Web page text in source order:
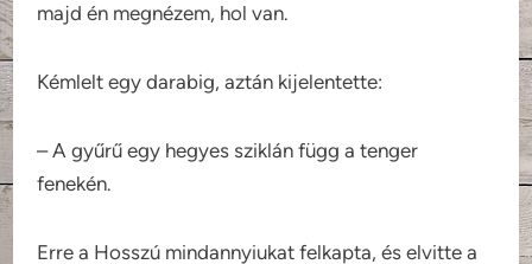
majd én megnézem, hol van.
Kémlelt egy darabig, aztán kijelentette:
– A gyűrű egy hegyes sziklán függ a tenger
fenekén.
Erre a Hosszú mindannyiukat felkapta, és elvitte a